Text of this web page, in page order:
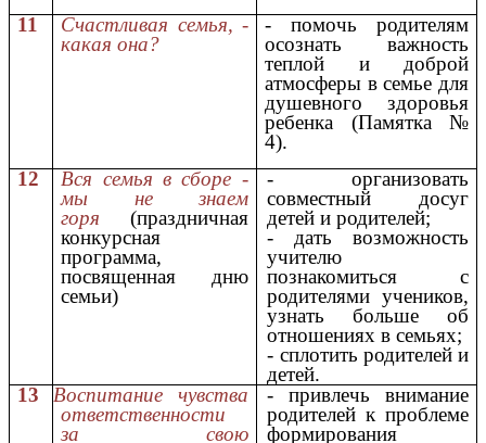
11
Счастливая семья, -
какая она?
- помочь родителям
осознать важность
теплой и доброй
атмосферы в семье для
душевного здоровья
ребенка (Памятка №
4).
12
Вся семья в сборе -
мы не знаем
горя (праздничная
конкурсная
программа,
посвященная дню
семьи)
- организовать
совместный досуг
детей и родителей;
- дать возможность
учителю
познакомиться с
родителями учеников,
узнать больше об
отношениях в семьях;
- сплотить родителей и
детей.
13
Воспитание чувства
ответственности
за свою
- привлечь внимание
родителей к проблеме
формирования